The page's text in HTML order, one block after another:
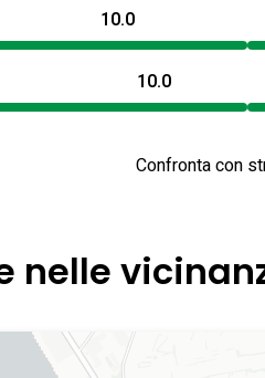
10.0
10.0
Confronta con
nelle